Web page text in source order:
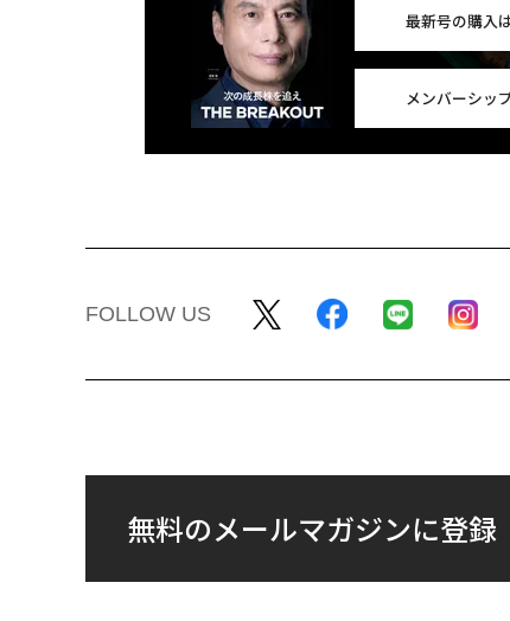
最新号の購入
メンバーシッ
FOLLOW US
無料のメールマガジンに登録